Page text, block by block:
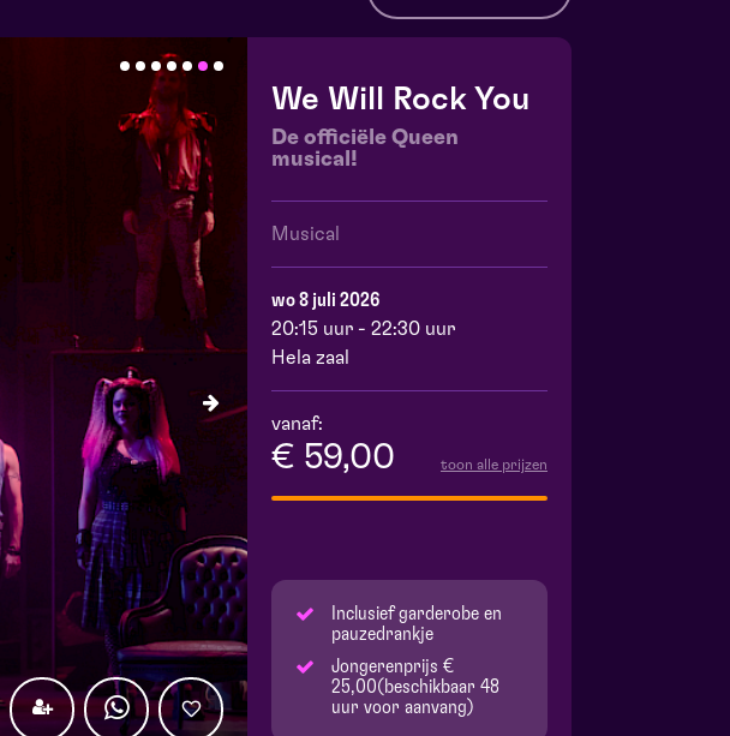
We Will Rock You
De officiële Queen
musical!
Musical
wo 8 juli 2026
20:15 uur - 22:30 uur
Hela zaal
vanaf:
€ 59,00 toon alle prijzen
Inclusief garderobe en
pauzedrankje
Jongerenprijs €
25,00(beschikbaar 48
uur voor aanvang)